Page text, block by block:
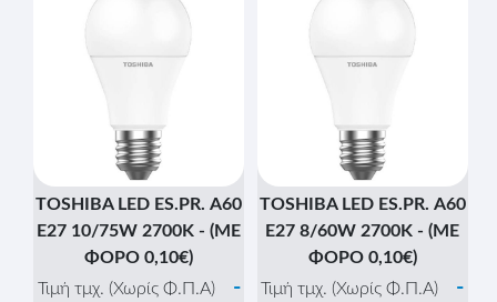
TOSHIBA LED ES.PR. Α60
E27 10/75W 2700K - (ΜΕ
ΦΟΡΟ 0,10€)
Τιμή τμχ. (Χωρίς Φ.Π.Α)
-
TOSHIBA LED ES.PR. Α60
E27 8/60W 2700K - (ΜΕ
ΦΟΡΟ 0,10€)
Τιμή τμχ. (Χωρίς Φ.Π.Α)
-